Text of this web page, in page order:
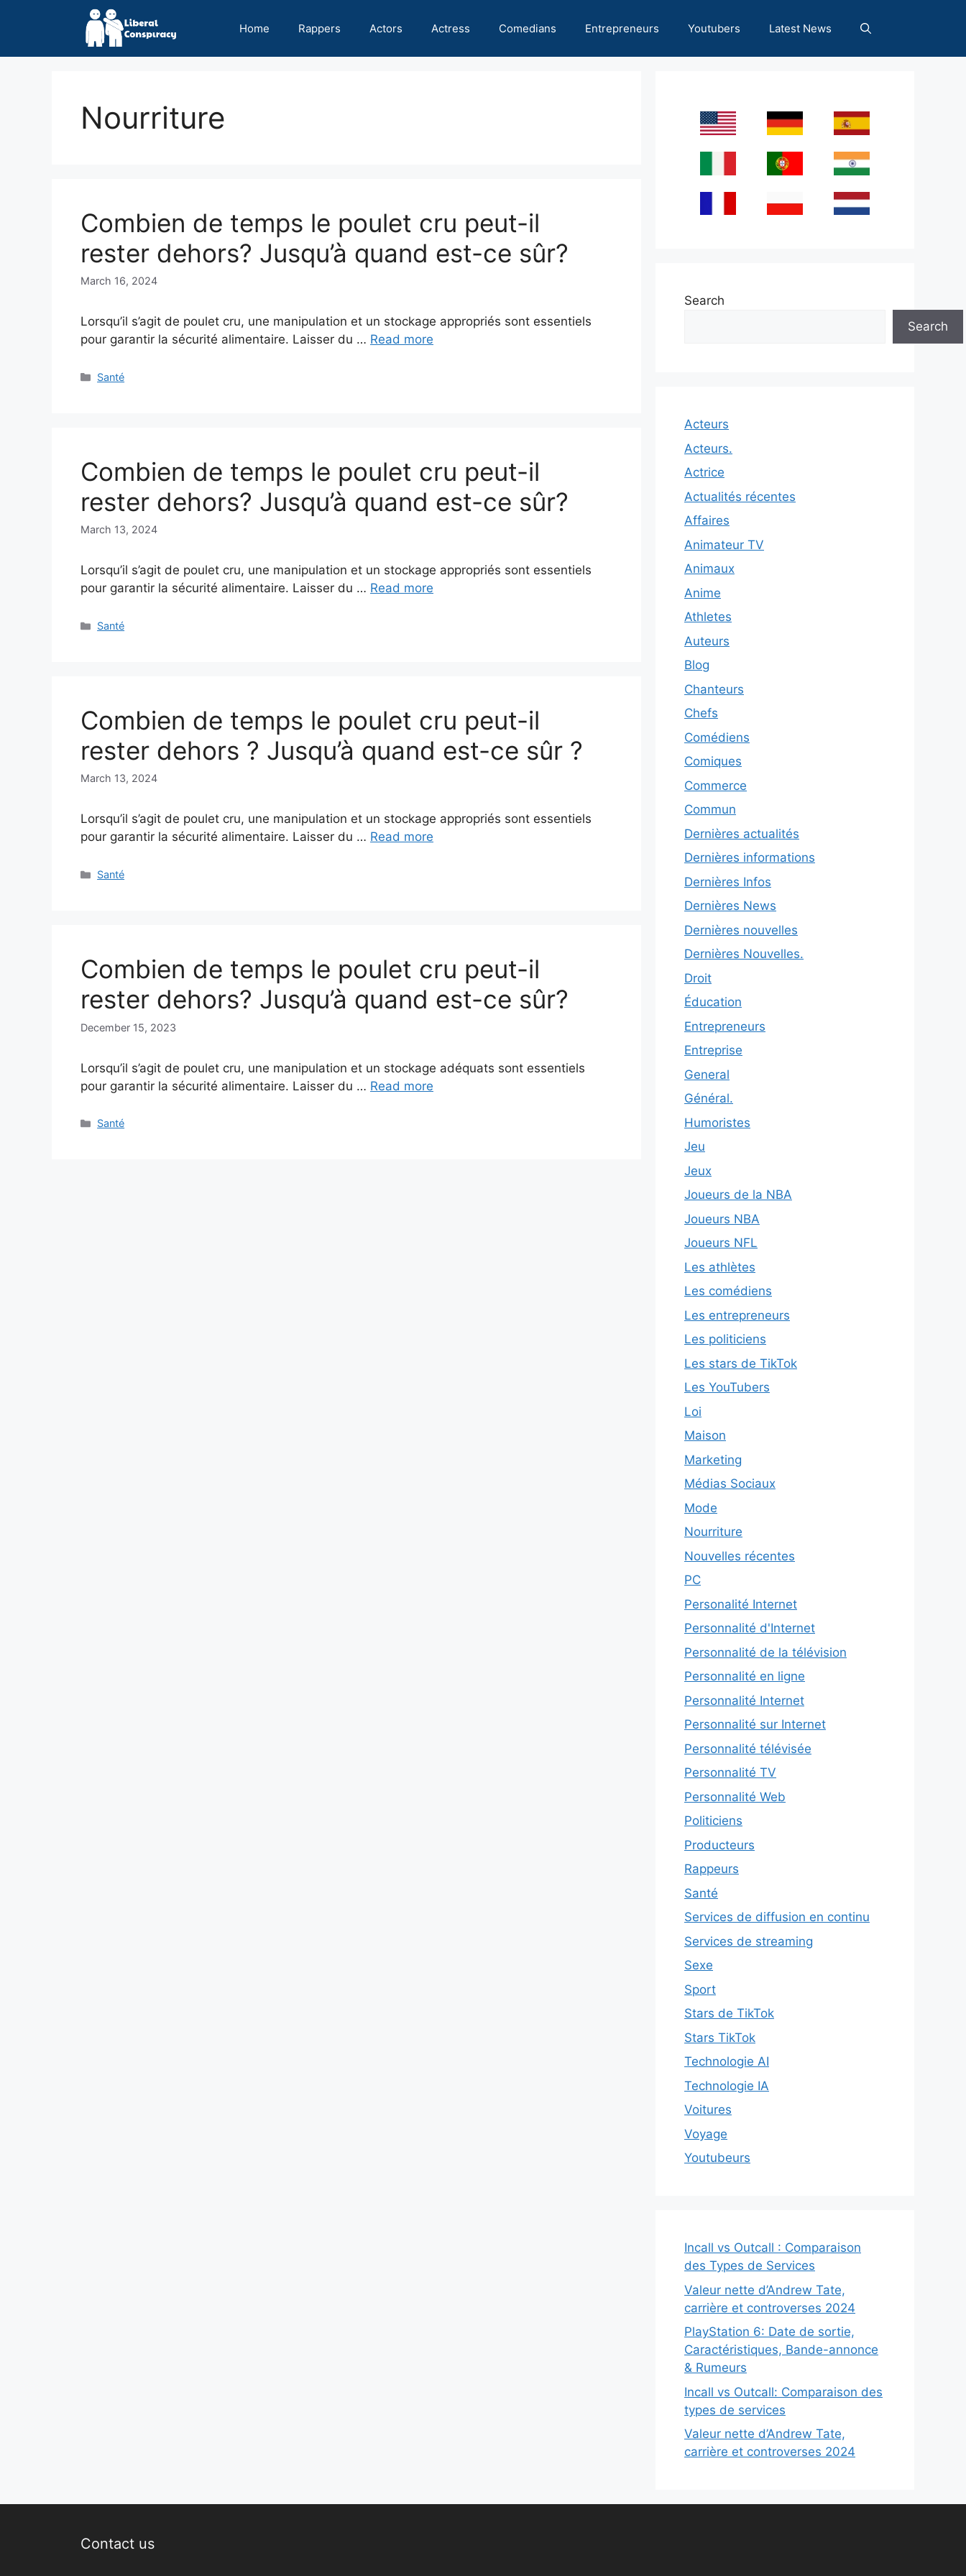
Home Rappers Actors Actress Comedians Entrepreneurs Youtubers Latest News
Nourriture
Combien de temps le poulet cru peut-il
rester dehors? Jusqu’à quand est-ce sûr?
March 16, 2024
Lorsqu’il s’agit de poulet cru, une manipulation et un stockage appropriés sont essentiels
pour garantir la sécurité alimentaire. Laisser du … Read more
Categories
Santé
Combien de temps le poulet cru peut-il
rester dehors? Jusqu’à quand est-ce sûr?
March 13, 2024
Lorsqu’il s’agit de poulet cru, une manipulation et un stockage appropriés sont essentiels
pour garantir la sécurité alimentaire. Laisser du … Read more
Categories
Santé
Combien de temps le poulet cru peut-il
rester dehors ? Jusqu’à quand est-ce sûr ?
March 13, 2024
Lorsqu’il s’agit de poulet cru, une manipulation et un stockage appropriés sont essentiels
pour garantir la sécurité alimentaire. Laisser du … Read more
Categories
Santé
Combien de temps le poulet cru peut-il
rester dehors? Jusqu’à quand est-ce sûr?
December 15, 2023
Lorsqu’il s’agit de poulet cru, une manipulation et un stockage adéquats sont essentiels
pour garantir la sécurité alimentaire. Laisser du … Read more
Categories
Santé
Search
Search
Acteurs
Acteurs.
Actrice
Actualités récentes
Affaires
Animateur TV
Animaux
Anime
Athletes
Auteurs
Blog
Chanteurs
Chefs
Comédiens
Comiques
Commerce
Commun
Dernières actualités
Dernières informations
Dernières Infos
Dernières News
Dernières nouvelles
Dernières Nouvelles.
Droit
Éducation
Entrepreneurs
Entreprise
General
Général.
Humoristes
Jeu
Jeux
Joueurs de la NBA
Joueurs NBA
Joueurs NFL
Les athlètes
Les comédiens
Les entrepreneurs
Les politiciens
Les stars de TikTok
Les YouTubers
Loi
Maison
Marketing
Médias Sociaux
Mode
Nourriture
Nouvelles récentes
PC
Personalité Internet
Personnalité d'Internet
Personnalité de la télévision
Personnalité en ligne
Personnalité Internet
Personnalité sur Internet
Personnalité télévisée
Personnalité TV
Personnalité Web
Politiciens
Producteurs
Rappeurs
Santé
Services de diffusion en continu
Services de streaming
Sexe
Sport
Stars de TikTok
Stars TikTok
Technologie AI
Technologie IA
Voitures
Voyage
Youtubeurs
Incall vs Outcall : Comparaison
des Types de Services
Valeur nette d’Andrew Tate,
carrière et controverses 2024
PlayStation 6: Date de sortie,
Caractéristiques, Bande-annonce
& Rumeurs
Incall vs Outcall: Comparaison des
types de services
Valeur nette d’Andrew Tate,
carrière et controverses 2024
Contact us